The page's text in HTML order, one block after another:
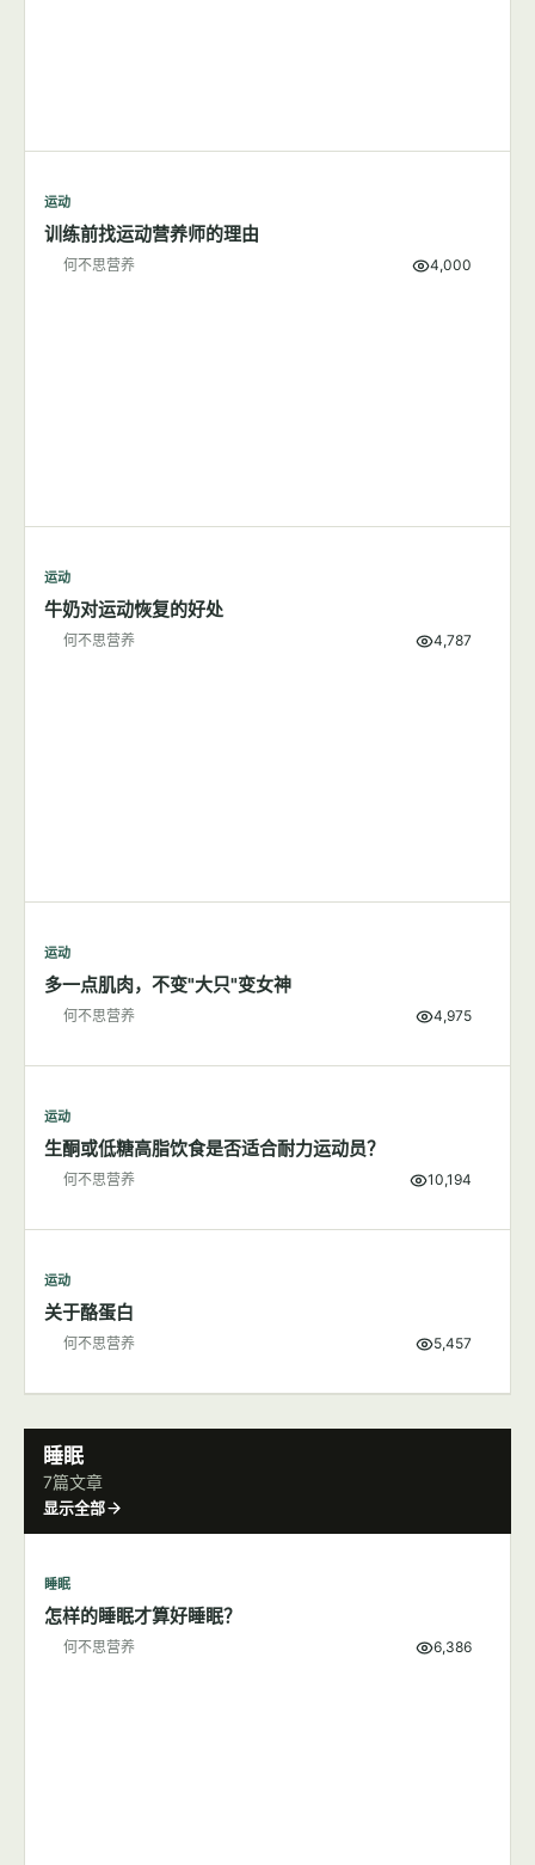
运动
训练前找运动营养师的理由
何不思营养 4,000
运动
牛奶对运动恢复的好处
何不思营养 4,787
运动
多一点肌肉，不变"大只"变女神
何不思营养 4,975
运动
生酮或低糖高脂饮食是否适合耐力运动员？
何不思营养 10,194
运动
关于酪蛋白
何不思营养 5,457
睡眠
7篇文章
显示全部
睡眠
怎样的睡眠才算好睡眠？
何不思营养 6,386